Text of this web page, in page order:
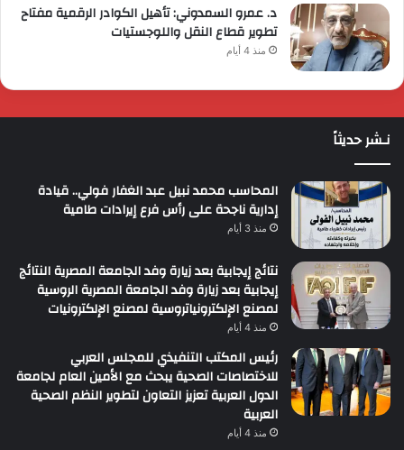
د. عمرو السمدوني: تأهيل الكوادر الرقمية مفتاح
تطوير قطاع النقل واللوجستيات
منذ 4 أيام
نـشر حديثاً
المحاسب محمد نبيل عبد الغفار فولي.. قيادة
إدارية ناجحة على رأس فرع إيرادات طامية
منذ 3 أيام
نتائج إيجابية بعد زيارة وفد الجامعة المصرية النتائج
إيجابية بعد زيارة وفد الجامعة المصرية الروسية
لمصنع الإلكترونياتروسية لمصنع الإلكترونيات
منذ 4 أيام
رئيس المكتب التنفيذي للمجلس العربي
للاختصاصات الصحية يبحث مع الأمين العام لجامعة
الدول العربية تعزيز التعاون لتطوير النظم الصحية
العربية
منذ 4 أيام